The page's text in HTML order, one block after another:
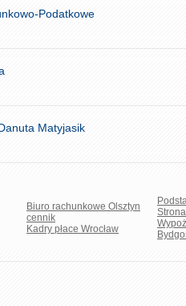
Podatkowe
Matyjasik
Biuro rachunkowe Olsztyn
cennik
Kadry płace Wrocław